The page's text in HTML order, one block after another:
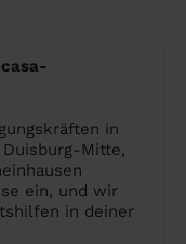
in
Mitte,
ein, und wir
in deiner